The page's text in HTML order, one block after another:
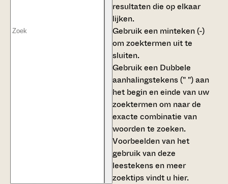
resultaten die op elkaar
lijken.
Gebruik een minteken (-)
om zoektermen uit te
sluiten.
Gebruik een Dubbele
aanhalingstekens (" ")aan
het begin en einde van uw
zoektermen om naar de
exacte combinatie van
woorden te zoeken.
Voorbeelden van het
gebruik van deze
leestekens en meer
zoektips vindt u hier.